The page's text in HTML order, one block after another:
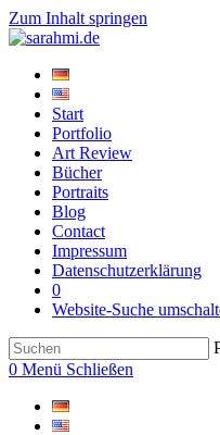
Zum Inhalt springen
Start
Portfolio
Art Review
Bücher
Portraits
Blog
Contact
Impressum
Datenschutzerklärung
0
Website-Suche
0 Menü Schließen